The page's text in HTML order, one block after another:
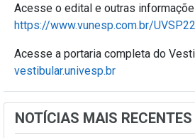
Acesse o edital e outras
https://www.vunesp.com.br/
Acesse a portaria completa do
vestibular.univesp.br
NOTÍCIAS MAIS RECENTES